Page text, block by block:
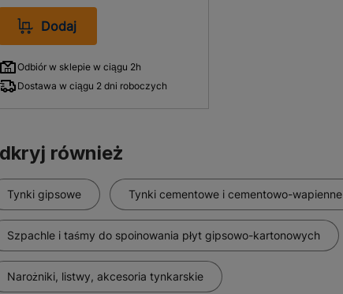
Dodaj
Odbiór w sklepie w ciągu 2h
Dostawa w ciągu 2 dni roboczych
również
Tynki gipsowe Tynki cementowe i cementowo-wapienne
Szpachle i taśmy do spoinowania płyt gipsowo-kartonowych
Narożniki, listwy, akcesoria tynkarskie